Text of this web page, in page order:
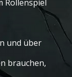
Rollenspiel
und über
brauchen,